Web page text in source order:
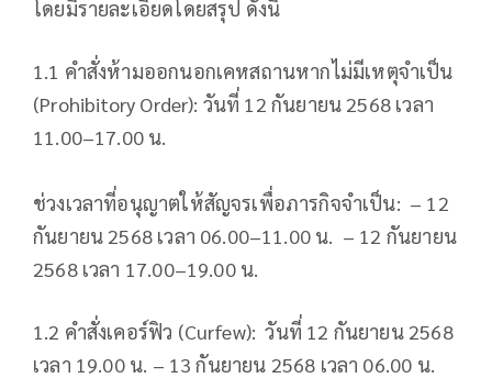
โดยมีรายละเอียดโดยสรุป ดังนี้
1.1 คำสั่งห้ามออกนอกเคหสถานหากไม่มีเหตุจำเป็น
(Prohibitory Order): วันที่ 12 กันยายน 2568 เวลา
11.00–17.00 น.
ช่วงเวลาที่อนุญาตให้สัญจรเพื่อภารกิจจำเป็น: – 12
กันยายน 2568 เวลา 06.00–11.00 น. – 12 กันยายน
2568 เวลา 17.00–19.00 น.
1.2 คำสั่งเคอร์ฟิว (Curfew): วันที่ 12 กันยายน 2568
เวลา 19.00 น. – 13 กันยายน 2568 เวลา 06.00 น.